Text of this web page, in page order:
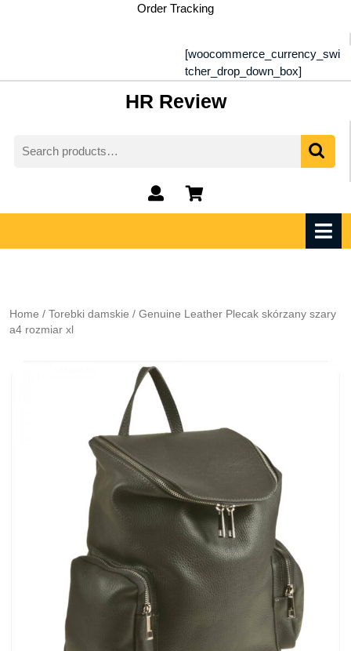
Order Tracking
[woocommerce_currency_swi
tcher_drop_down_box]
HR Review
for:
My
Account
shopping
cart
Home / Torebki damskie / Genuine Leather Plecak skórzany szary
a4 rozmiar xl